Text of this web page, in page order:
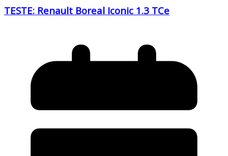
TESTE: Renault Boreal Iconic 1.3 TCe